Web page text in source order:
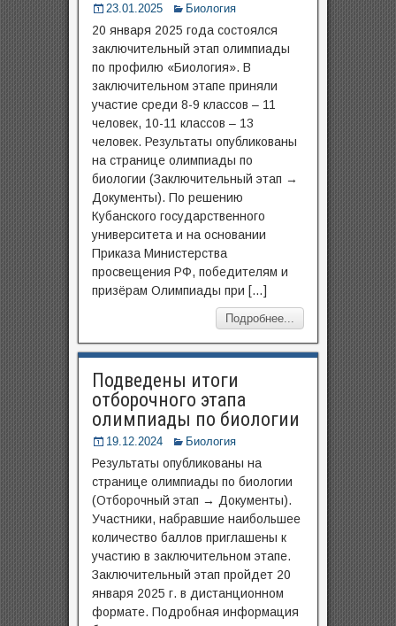
23.01.2025 Биология
20 января 2025 года состоялся
заключительный этап олимпиады
по профилю «Биология». В
заключительном этапе приняли
участие среди 8-9 классов – 11
человек, 10-11 классов – 13
человек. Результаты опубликованы
на странице олимпиады по
биологии (Заключительный этап →
Документы). По решению
Кубанского государственного
университета и на основании
Приказа Министерства
просвещения РФ, победителям и
призёрам Олимпиады при […]
Подробнее...
Подведены итоги
отборочного этапа
олимпиады по биологии
19.12.2024 Биология
Результаты опубликованы на
странице олимпиады по биологии
(Отборочный этап → Документы).
Участники, набравшие наибольшее
количество баллов приглашены к
участию в заключительном этапе.
Заключительный этап пройдет 20
января 2025 г. в дистанционном
формате. Подробная информация